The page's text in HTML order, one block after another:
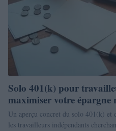
Solo 401(k) pour
maximiser votre épargne
Un aperçu concret du solo 401(k) et
les travailleurs indépendants